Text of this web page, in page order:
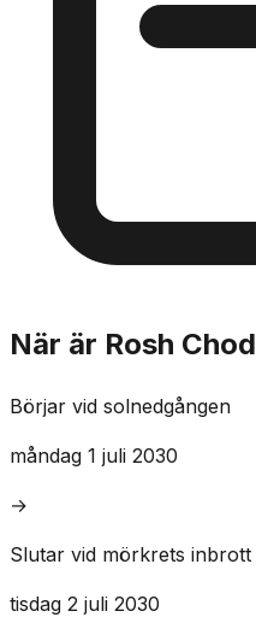
När är Rosh
Börjar vid solnedgången
måndag 1 juli 2030
→
Slutar vid mörkrets inbrott
tisdag 2 juli 2030